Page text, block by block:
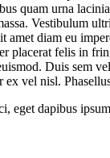
quam urna
Vestibulum
amet diam eu
placerat felis in
Duis sem
vel nisl.
eget dapibus